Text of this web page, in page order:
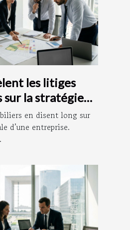
les litiges
sur la stratégie
en disent long sur
d’une entreprise.